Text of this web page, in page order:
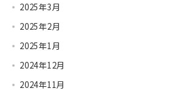
2025年3月
2025年2月
2025年1月
2024年12月
2024年11月